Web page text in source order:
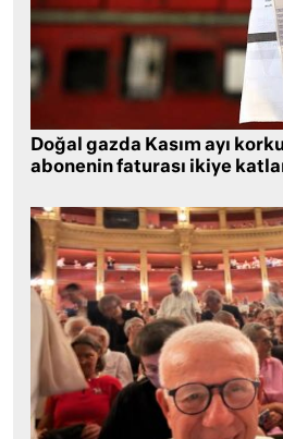
Doğal gazda Kasım ayı
abonenin faturası ikiye